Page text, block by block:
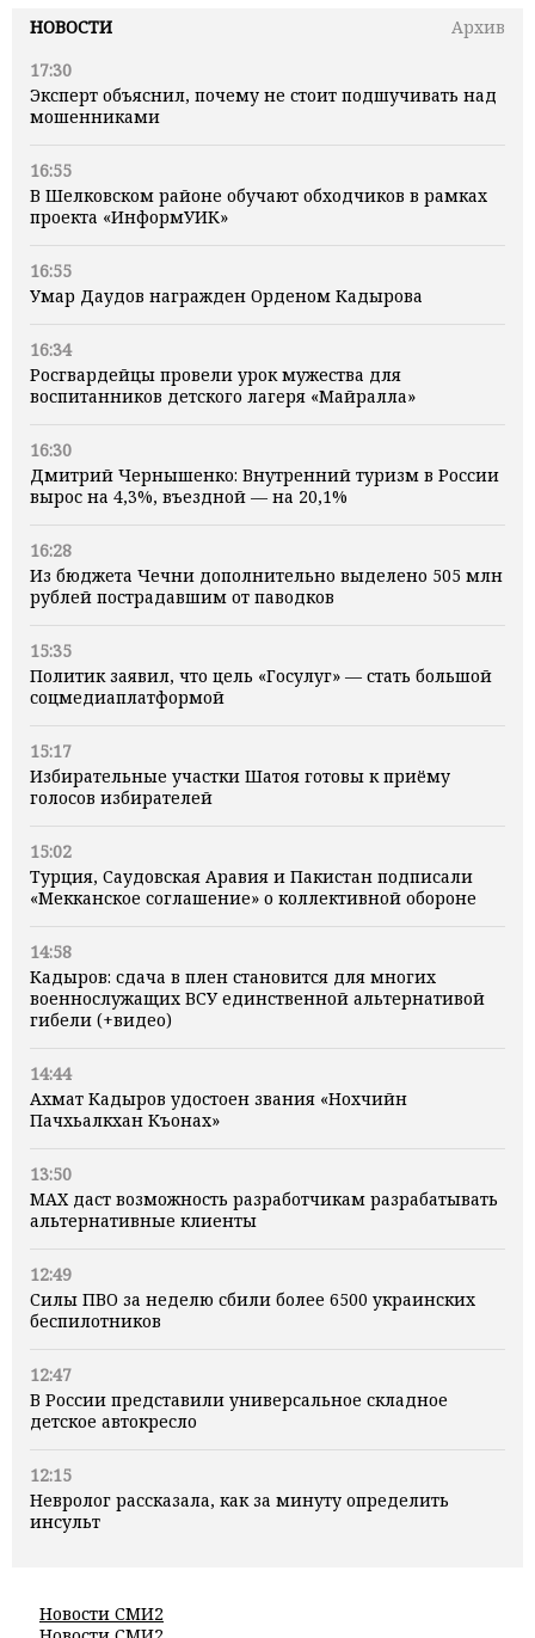
НОВОСТИ
Архив
17:30
Эксперт объяснил, почему не стоит подшучивать над
мошенниками
16:55
В Шелковском районе обучают обходчиков в рамках
проекта «ИнформУИК»
16:55
Умар Даудов награжден Орденом Кадырова
16:34
Росгвардейцы провели урок мужества для
воспитанников детского лагеря «Майралла»
16:30
Дмитрий Чернышенко: Внутренний туризм в России
вырос на 4,3%, въездной — на 20,1%
16:28
Из бюджета Чечни дополнительно выделено 505 млн
рублей пострадавшим от паводков
15:35
Политик заявил, что цель «Госулуг» — стать большой
соцмедиаплатформой
15:17
Избирательные участки Шатоя готовы к приёму
голосов избирателей
15:02
Турция, Саудовская Аравия и Пакистан подписали
«Мекканское соглашение» о коллективной обороне
14:58
Кадыров: сдача в плен становится для многих
военнослужащих ВСУ единственной альтернативой
гибели (+видео)
14:44
Ахмат Кадыров удостоен звания «Нохчийн
Пачхьалкхан Къонах»
13:50
MAX даст возможность разработчикам разрабатывать
альтернативные клиенты
12:49
Силы ПВО за неделю сбили более 6500 украинских
беспилотников
12:47
В России представили универсальное складное
детское автокресло
12:15
Невролог рассказала, как за минуту определить
инсульт
Новости СМИ2